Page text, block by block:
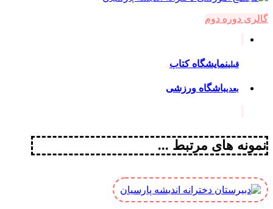
گالری دوره دوم
قبلینمایشگاه کتاب
بعدیباشگاه ورزشی
نمونه های مرتبط ...